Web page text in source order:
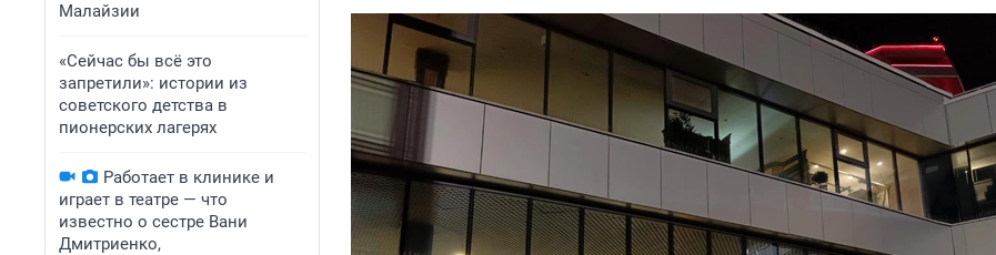
Малайзии
«Сейчас бы всё это
запретили»: истории из
советского детства в
пионерских лагерях
Работает в клинике и
играет в театре — что
известно о сестре Вани
Дмитриенко,